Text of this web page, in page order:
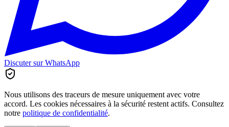
Discuter sur WhatsApp
Nous utilisons des traceurs de mesure uniquement avec votre
accord. Les cookies nécessaires à la sécurité restent actifs. Consultez
notre politique de confidentialité.